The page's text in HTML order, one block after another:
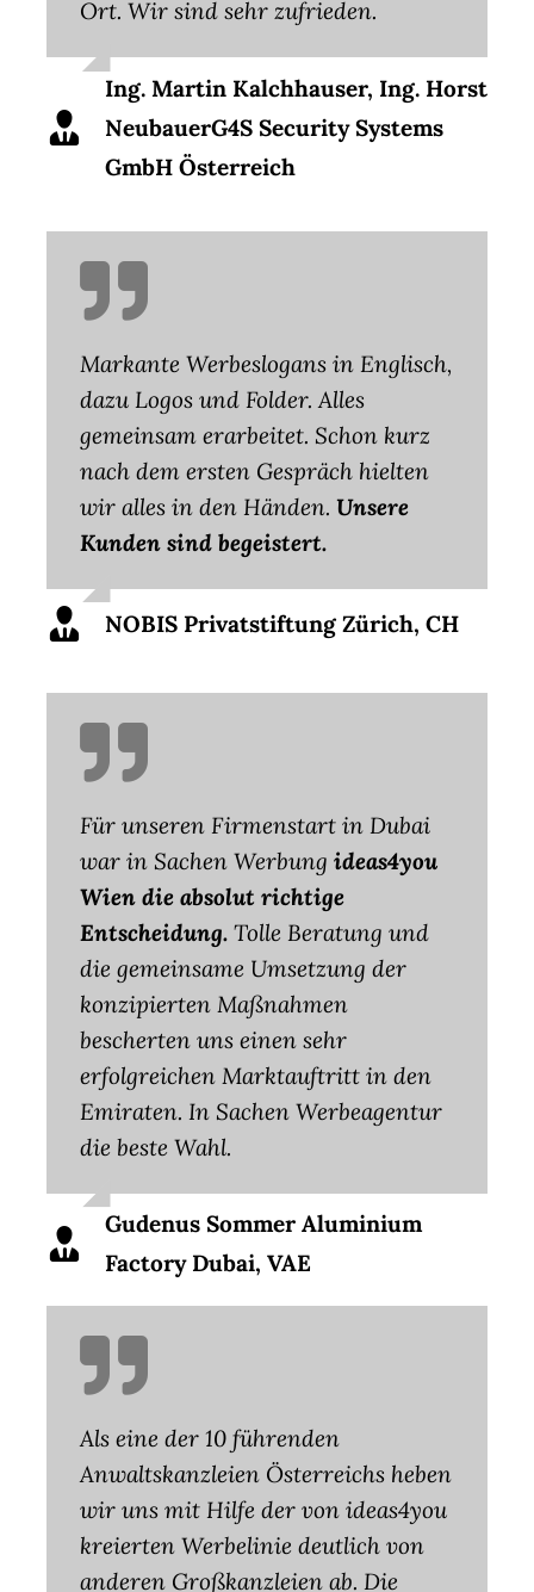
Ort. Wir sind sehr zufrieden.
Ing. Martin Kalchhauser, Ing. Horst
NeubauerG4S Security Systems
GmbH Österreich
Markante Werbeslogans in Englisch,
dazu Logos und Folder. Alles
gemeinsam erarbeitet. Schon kurz
nach dem ersten Gespräch hielten
wir alles in den Händen.Unsere
Kunden sind begeistert.
NOBIS Privatstiftung Zürich, CH
Für unseren Firmenstart in Dubai
war in Sachen Werbungideas4you
Wien die absolut richtige
Entscheidung.Tolle Beratung und
die gemeinsame Umsetzung der
konzipierten Maßnahmen
bescherten uns einen sehr
erfolgreichen Marktauftritt in den
Emiraten. In Sachen Werbeagentur
die beste Wahl.
Gudenus Sommer Aluminium
Factory Dubai, VAE
Als eine der 10 führenden
Anwaltskanzleien Österreichs heben
wir uns mit Hilfe der von ideas4you
kreierten Werbelinie deutlich von
anderen Großkanzleien ab. Die